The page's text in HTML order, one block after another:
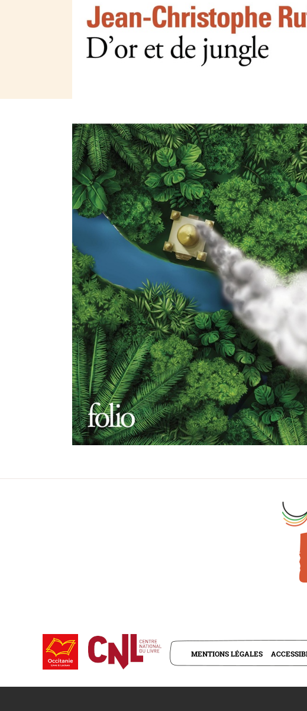
MENTIONS LÉGALES